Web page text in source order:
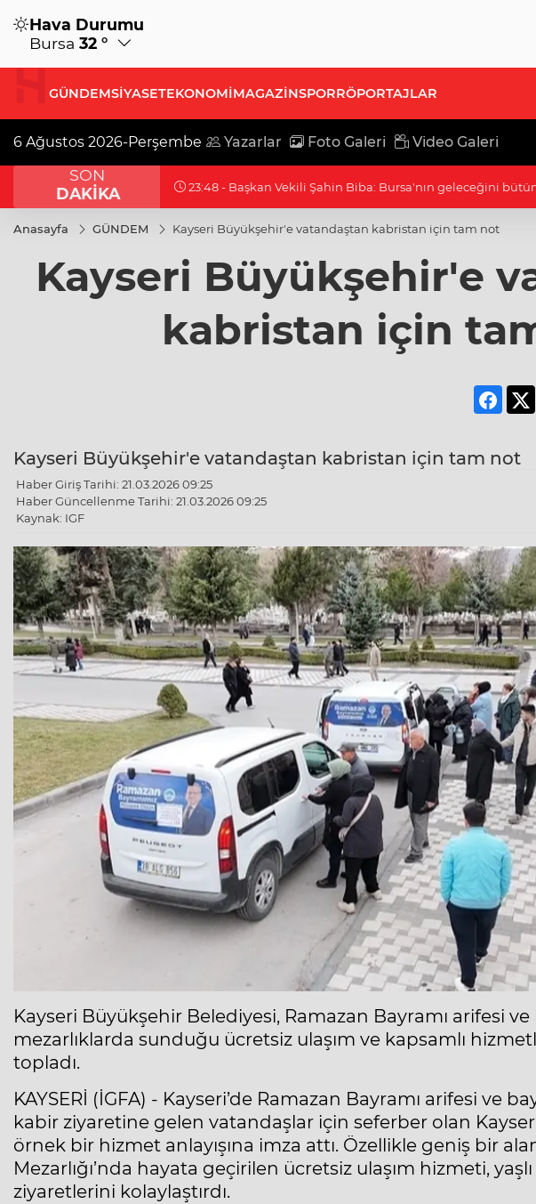
Hava Durumu
Bursa 32 °
GÜNDEMSİYASETEKONOMİMAGAZİNSPORRÖPORTAJLAR
6 Ağustos 2026-Perşembe Yazarlar Foto Galeri Video Galeri
SON
DAKİKA
23:03 - Cumhurbaşkanı Erdoğan, Suudi Arabistan yolcusu
Anasayfa GÜNDEM Kayseri Büyükşehir'e vatandaştan kabristan için tam not
Kayseri Büyükşehir'e
kabristan için
Kayseri Büyükşehir'e vatandaştan kabristan için tam not
Haber Giriş Tarihi: 21.03.2026 09:25
Haber Güncellenme Tarihi: 21.03.2026 09:25
Kaynak: IGF
Kayseri Büyükşehir Belediyesi, Ramazan Bayramı arifesi
mezarlıklarda sunduğu ücretsiz ulaşım ve kapsamlı
topladı.
KAYSERİ (İGFA) - Kayseri’de Ramazan Bayramı arifesi ve
kabir ziyaretine gelen vatandaşlar için seferber olan
örnek bir hizmet anlayışına imza attı. Özellikle geniş bir
Mezarlığı’nda hayata geçirilen ücretsiz ulaşım hizmeti,
ziyaretlerini kolaylaştırdı.